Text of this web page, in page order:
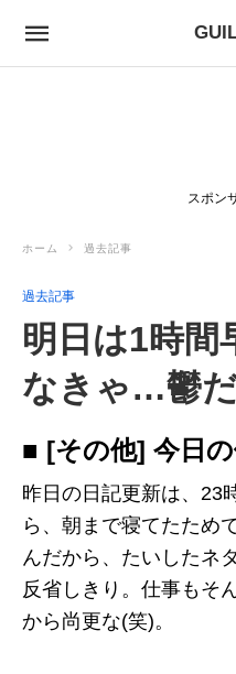
スポン
ホーム 過去記事
過去記事
明日は1時間
なきゃ…鬱
■ [その他] 今日
昨日の日記更新は、23
ら、朝まで寝てたため
んだから、たいしたネ
反省しきり。仕事もそ
から尚更な(笑)。